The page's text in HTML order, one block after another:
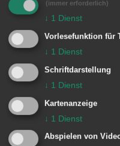
aus dem PKW
des RTW zu
Besondere
Einheiten Feuerwehr
Zugführer vom Dienst
(immer erforderlich)
↓ 1 Dienst
Vorlesefunktion für
↓ 1 Dienst
Schriftdarstellung
↓ 1 Dienst
Kartenanzeige
↓ 1 Dienst
Abspielen von